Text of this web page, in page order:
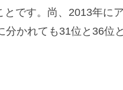
です。尚、2013年に
分かれても31位と36位